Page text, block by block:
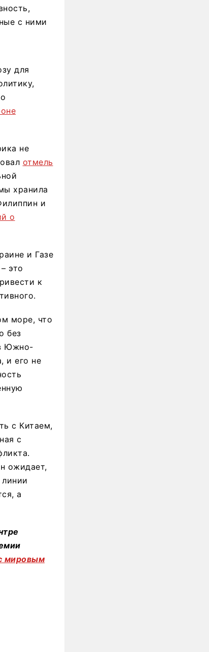
с ними
для
не
отмель
хранила
и
о
и Газе
это
к
море, что
без
Южно-
и его не
с Китаем,
с
ожидает,
а
мировым